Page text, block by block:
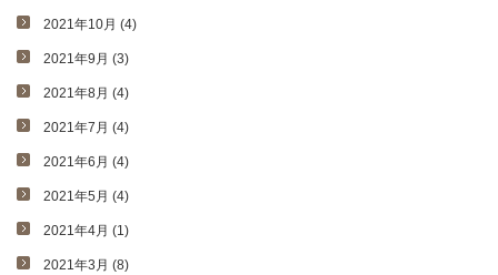
2021年10月 (4)
2021年9月 (3)
2021年8月 (4)
2021年7月 (4)
2021年6月 (4)
2021年5月 (4)
2021年4月 (1)
2021年3月 (8)